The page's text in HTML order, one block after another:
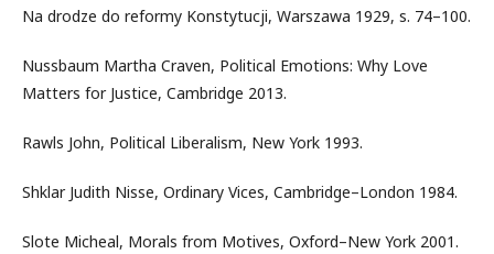
Na drodze do reformy Konstytucji, Warszawa 1929, s. 74–100.
Nussbaum Martha Craven, Political Emotions: Why Love
Matters for Justice, Cambridge 2013.
Rawls John, Political Liberalism, New York 1993.
Shklar Judith Nisse, Ordinary Vices, Cambridge–London 1984.
Slote Micheal, Morals from Motives, Oxford–New York 2001.